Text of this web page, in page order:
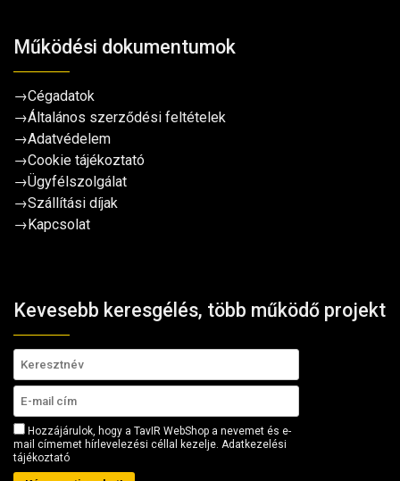
Működési dokumentumok
→Cégadatok
→Általános szerződési feltételek
→Adatvédelem
→Cookie tájékoztató
→Ügyfélszolgálat
→Szállítási díjak
→Kapcsolat
Kevesebb keresgélés, több működő projekt
Hozzájárulok, hogy a TavIR WebShop a nevemet és e-
mail címemet hírlevelezési céllal kezelje. Adatkezelési
tájékoztató